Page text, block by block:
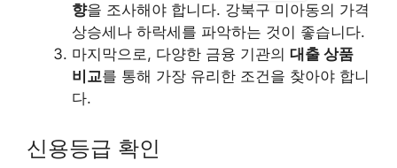
향을 조사해야 합니다. 강북구 미아동의 가격
상승세나 하락세를 파악하는 것이 좋습니다.
마지막으로, 다양한 금융 기관의 대출 상품
비교를 통해 가장 유리한 조건을 찾아야 합니
다.
신용등급 확인